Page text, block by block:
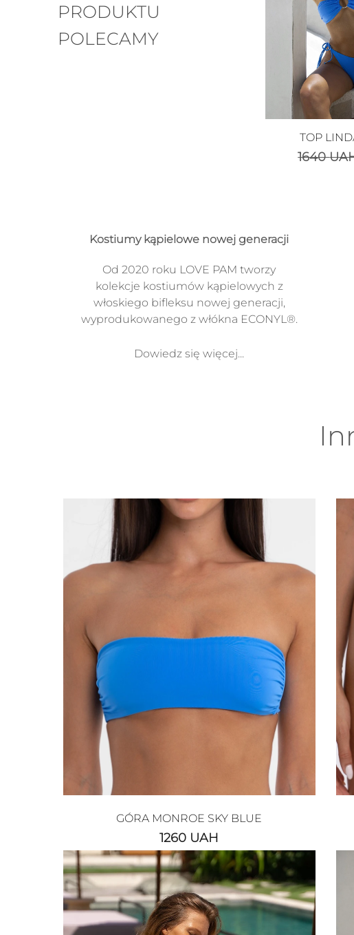
PRODUKTU
POLECAMY
TOP
1640
Kostiumy kąpielowe nowej generacji
Od 2020 roku LOVE PAM tworzy
kolekcje kostiumów kąpielowych z
włoskiego bifleksu nowej generacji,
wyprodukowanego z włókna ECONYL®.
Dowiedz się więcej...
GÓRA MONROE SKY BLUE
1260 UAH